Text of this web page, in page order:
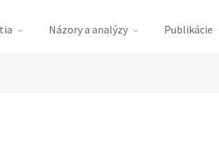
Názory a analýzy Publikácie